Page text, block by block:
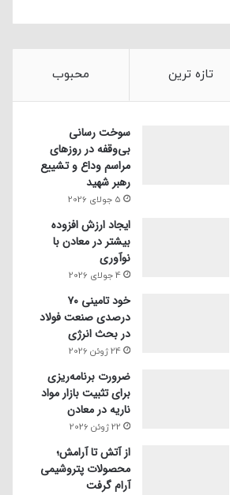
تازه ترین محبوب
سوخت رسانی
بی‌وقفه در روز‌های
مراسم وداع و تشییع
رهبر شهید
5 جولای 2026
ایجاد ارزش افزوده
بیشتر در معادن با
نوآوری
4 جولای 2026
خود تامینی ۷۰
درصدی صنعت فولاد
در بحث انرژی
24 ژوئن 2026
ضرورت برنامه‌ریزی
برای تثبیت بازار مواد
ناریه در معادن
22 ژوئن 2026
از آتش تا آرامش؛
محصولات پتروشیمی
آرام گرفت